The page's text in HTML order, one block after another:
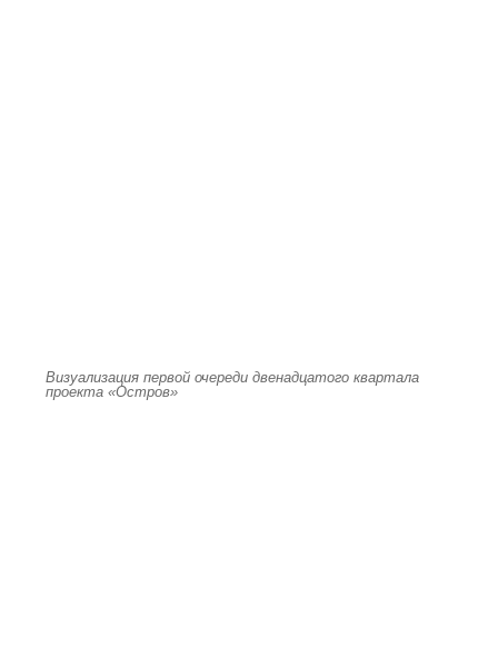
Визуализация первой очереди двенадцатого квартала
проекта «Остров»